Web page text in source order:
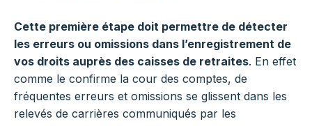
Cette première étape doit permettre de détecter
les erreurs ou omissions dans l’enregistrement de
vos droits auprès des caisses de retraites. En effet
comme le confirme la cour des comptes, de
fréquentes erreurs et omissions se glissent dans les
relevés de carrières communiqués par les